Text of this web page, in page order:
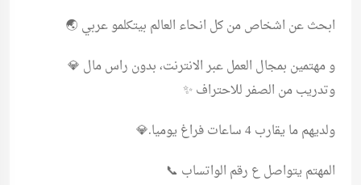
ابحث عن اشخاص من كل انحاء العالم بيتكلمو عربي 🌏
و مهتمين بمجال العمل عبر الانترنت، بدون راس مال 💎
وتدريب من الصفر للاحتراف ✨
ولديهم ما يقارب 4 ساعات فراغ يوميا.💎
المهتم يتواصل ع رقم الواتساب 📞